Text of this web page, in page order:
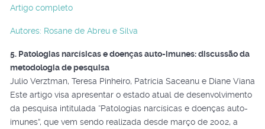
Artigo completo
Autores: Rosane de Abreu e Silva
5. Patologias narcísicas e doenças auto-imunes: discussão da
metodologia de pesquisa
Julio Verztman, Teresa Pinheiro, Patrícia Saceanu e Diane Viana
Este artigo visa apresentar o estado atual de desenvolvimento
da pesquisa intitulada “Patologias narcísicas e doenças auto-
imunes”, que vem sendo realizada desde março de 2002, a